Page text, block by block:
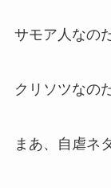
サモア人なのだ
クリソツなのだ
まあ、自虐ネ